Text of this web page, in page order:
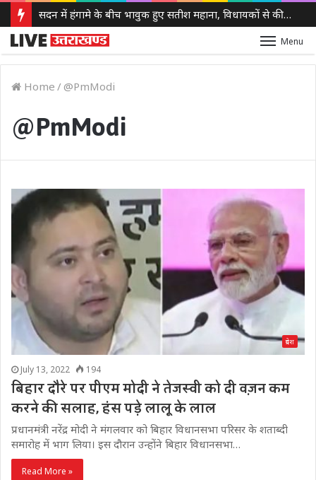
JPSC-JSSC आंदोलन: अनशन पर बैठे देवेंद्र नाथ महतो से सोनम वांगचुक ने की बात, सेहत पर जताई चिंता
Menu
Home / @PmModi
@PmModi
प्रदेश
July 13, 2022 194
बिहार दौरे पर पीएम मोदी ने तेजस्वी को दी वज़न कम
करने की सलाह, हंस पड़े लालू के लाल
प्रधानमंत्री नरेंद्र मोदी ने मंगलवार को बिहार विधानसभा परिसर के शताब्दी
समारोह में भाग लिया। इस दौरान उन्होंने बिहार विधानसभा…
Read More »